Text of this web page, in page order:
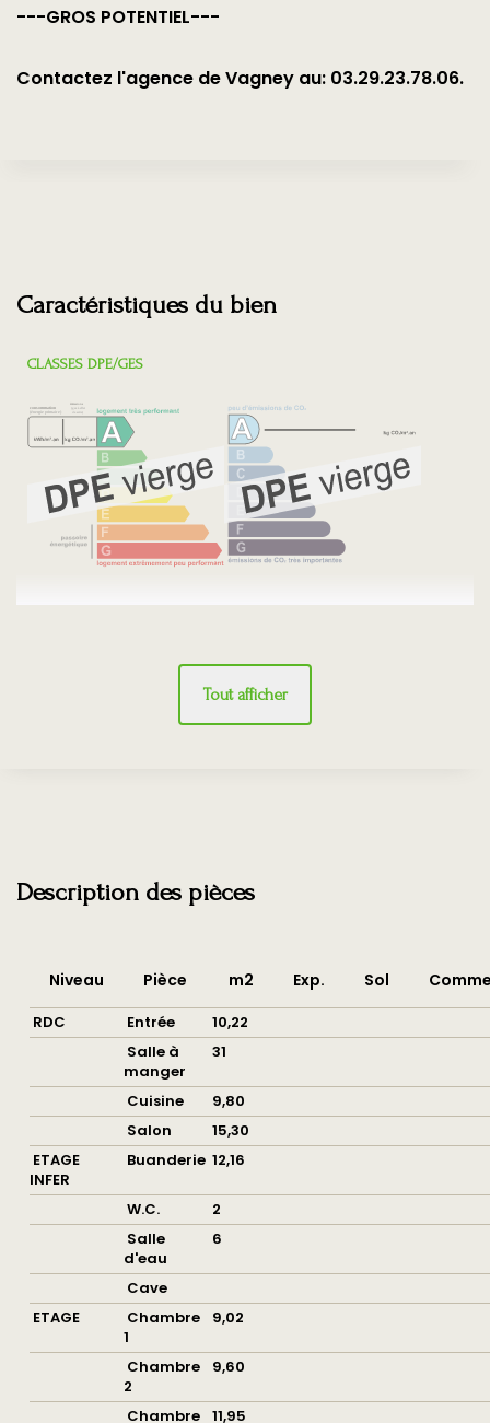
---GROS POTENTIEL---
Contactez l'agence de Vagney au: 03.29.23.78.06.
Caractéristiques du bien
CLASSES DPE/GES
Tout afficher
Description des pièces
Niveau Pièce m2 Exp. Sol
RDC Entrée
10,22
Salle à
manger
31
Cuisine
9,80
Salon
15,30
ETAGE
INFER
Buanderie 12,16
W.C.
2
Salle
d'eau
6
Cave
ETAGE
Chambre
1
9,02
Chambre
2
9,60
Chambre 11,95